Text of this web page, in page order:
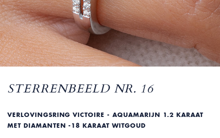
STERRENBEELD NR. 16
VERLOVINGSRING VICTOIRE - AQUAMARIJN 1.2 KARAAT
MET DIAMANTEN -18 KARAAT WITGOUD